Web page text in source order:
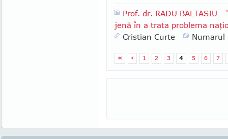
Prof. dr. RADU BALTASIU
jenă în a trata problema
Cristian Curte
Numarul
« ‹ 1 2 3 4 5 6 7